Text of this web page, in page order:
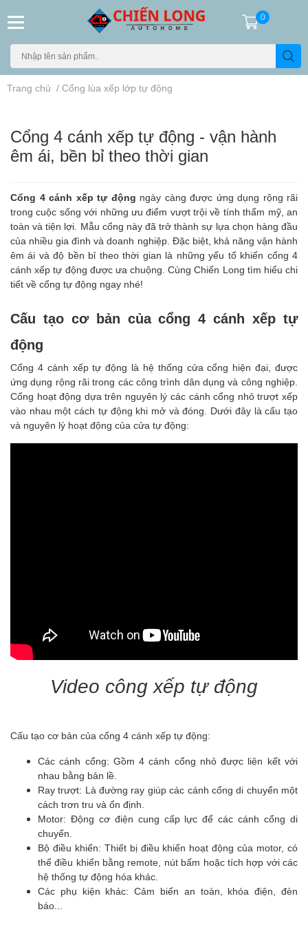
0
Trang chủ / Cổng lùa xếp lớp tự động
Cổng 4 cánh xếp tự động - vận hành
êm ái, bền bỉ theo thời gian
Cổng 4 cánh xếp tự động ngày càng được ứng dụng rộng rãi
trong cuộc sống với những ưu điểm vượt trội về tính thẩm mỹ, an
toàn và tiện lợi. Mẫu cổng này đã trở thành sự lựa chọn hàng đầu
của nhiều gia đình và doanh nghiệp. Đặc biệt, khả năng vận hành
êm ái và độ bền bỉ theo thời gian là những yếu tố khiến cổng 4
cánh xếp tự động được ưa chuộng. Cùng Chiến Long tìm hiểu chi
tiết về cổng tự động ngay nhé!
Cấu tạo cơ bản của cổng 4 cánh xếp tự
động
Cổng 4 cánh xếp tự động là hệ thống cửa cổng hiện đại, được
ứng dụng rộng rãi trong các công trình dân dụng và công nghiệp.
Cổng hoạt động dựa trên nguyên lý các cánh cổng nhỏ trượt xếp
vào nhau một cách tự động khi mở và đóng. Dưới đây là cấu tạo
và nguyên lý hoạt động của cửa tự động:
Video công xếp tự động
Cấu tạo cơ bản của cổng 4 cánh xếp tự động:
Các cánh cổng: Gồm 4 cánh cổng nhỏ được liên kết với
nhau bằng bản lề.
Ray trượt: Là đường ray giúp các cánh cổng di chuyển một
cách trơn tru và ổn định.
Motor: Động cơ điện cung cấp lực để các cánh cổng di
chuyển.
Bộ điều khiển: Thiết bị điều khiển hoạt động của motor, có
thể điều khiển bằng remote, nút bấm hoặc tích hợp với các
hệ thống tự động hóa khác.
Các phụ kiện khác: Cảm biến an toàn, khóa điện, đèn
báo...